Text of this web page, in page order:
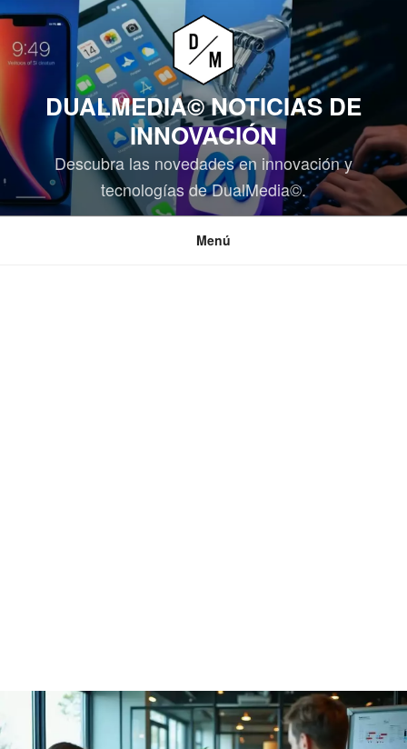
Saltar
contenido
DUALMEDIA© NOTICIAS DE
INNOVACIÓN
Descubra las novedades en innovación y
tecnologías de DualMedia©.
Menú